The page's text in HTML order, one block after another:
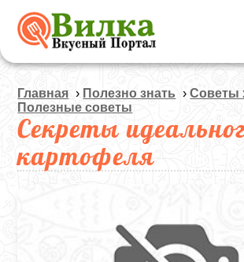
Главная › Полезно знать ›Советы
Полезные советы
Секреты
картофеля